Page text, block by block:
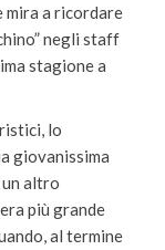
mira a ricordare
negli staff
stagione a
lo
giovanissima
altro
più grande
al termine